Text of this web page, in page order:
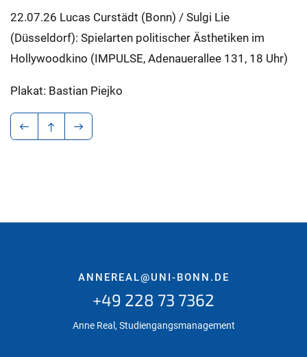
22.07.26 Lucas Curstädt (Bonn) / Sulgi Lie
(Düsseldorf): Spielarten politischer Ästhetiken im
Hollywoodkino (IMPULSE, Adenauerallee 131, 18 Uhr)
Plakat: Bastian Piejko
ANNEREAL@UNI-BONN.DE
+49 228 73 7362
Anne Real, Studiengangsmanagement